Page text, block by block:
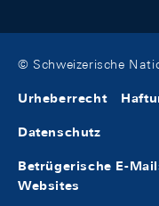
© Schweizerische
Urheberrecht
Datenschutz
Betrügerische E-
Websites